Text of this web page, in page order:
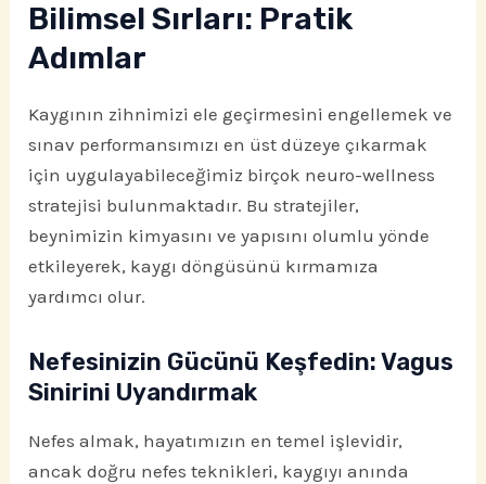
Bilimsel Sırları: Pratik
Adımlar
Kaygının zihnimizi ele geçirmesini engellemek ve
sınav performansımızı en üst düzeye çıkarmak
için uygulayabileceğimiz birçok neuro-wellness
stratejisi bulunmaktadır. Bu stratejiler,
beynimizin kimyasını ve yapısını olumlu yönde
etkileyerek, kaygı döngüsünü kırmamıza
yardımcı olur.
Nefesinizin Gücünü Keşfedin: Vagus
Sinirini Uyandırmak
Nefes almak, hayatımızın en temel işlevidir,
ancak doğru nefes teknikleri, kaygıyı anında